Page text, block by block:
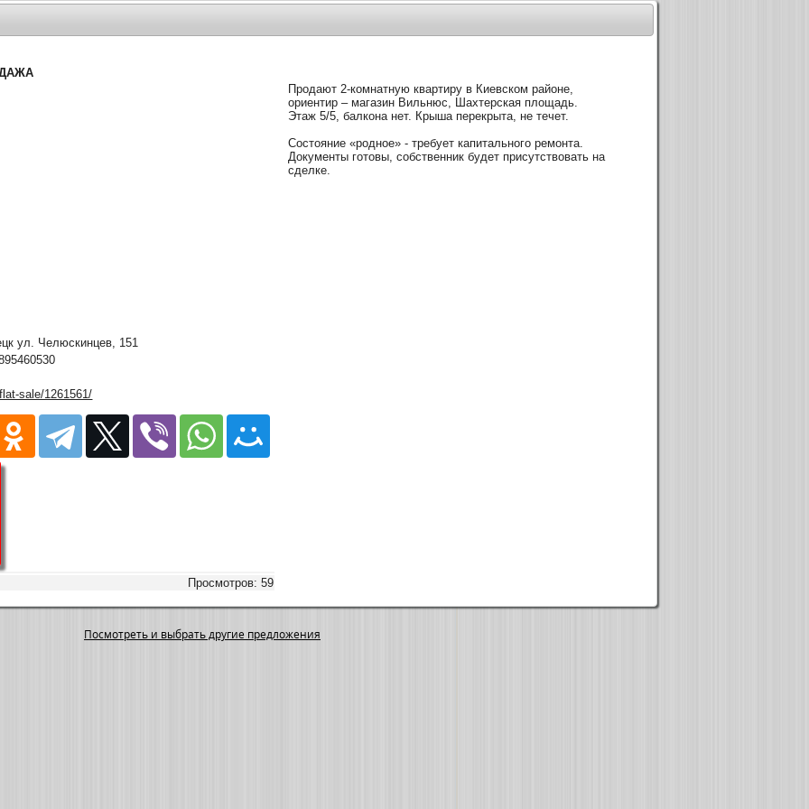
ул. Челюскинцев, 151
sale/1261561/
Просмотров: 59
Продают 2-комнатную квартиру в Киевском районе,
ориентир – магазин Вильнюс, Шахтерская площадь.
Этаж 5/5, балкона нет. Крыша перекрыта, не течет.
Состояние «родное» - требует капитального ремонта.
Документы готовы, собственник будет присутствовать на
сделке.
Посмотреть и выбрать другие предложения